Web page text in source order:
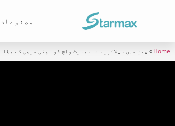
مصنوعات
Home
» چین میں سپلائرز سے اسمارٹ واچ کو اپنی مرضی کے مطابق